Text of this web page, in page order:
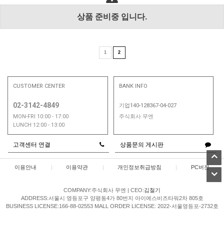
상품 준비중 입니다.
1 2
CUSTOMER CENTER
02-3142-4849
MON-FRI 10:00 - 17:00
LUNCH 12:00 - 13:00
BANK INFO
기업140-128367-04-027
주식회사 무엔
고객센터 연결 상품문의 게시판
이용안내 | 이용약관 | 개인정보취급방침 | PC버젼
COMPANY:주식회사 무엔 | CEO:김철기
ADDRESS:서울시 영등포구 양평동4가 80번지 아이에스비즈타워2차 805호
BUSINESS LICENSE:166-88-02553 MALL ORDER LICENSE: 2022-서울영등포-2732호